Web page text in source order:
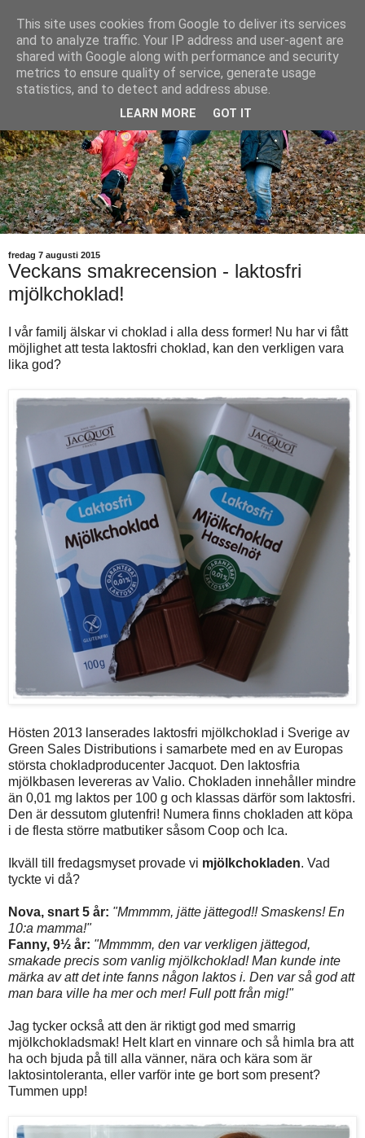
fredag 7 augusti 2015
Veckans smakrecension - laktosfri
mjölkchoklad!
I vår familj älskar vi choklad i alla dess former! Nu har vi fått
möjlighet att testa laktosfri choklad, kan den verkligen vara
lika god?
Hösten 2013 lanserades laktosfri mjölkchoklad i Sverige av
Green Sales Distributions i samarbete med en av Europas
största chokladproducenter Jacquot. Den laktosfria
mjölkbasen levereras av Valio. Chokladen innehåller mindre
än 0,01 mg laktos per 100 g och klassas därför som laktosfri.
Den är dessutom glutenfri! Numera finns chokladen att köpa
i de flesta större matbutiker såsom Coop och Ica.
Ikväll till fredagsmyset provade vi mjölkchokladen. Vad
tyckte vi då?
Nova, snart 5 år: "Mmmmm, jätte jättegod!! Smaskens! En
10:a mamma!"
Fanny, 9½ år: "Mmmmm, den var verkligen jättegod,
smakade precis som vanlig mjölkchoklad! Man kunde inte
märka av att det inte fanns någon laktos i. Den var så god att
man bara ville ha mer och mer! Full pott från mig!"
Jag tycker också att den är riktigt god med smarrig
mjölkchokladsmak! Helt klart en vinnare och så himla bra att
ha och bjuda på till alla vänner, nära och kära som är
laktosintoleranta, eller varför inte ge bort som present?
Tummen upp!
This site uses cookies from Google to deliver its services
and to analyze traffic. Your IP address and user-agent are
shared with Google along with performance and security
metrics to ensure quality of service, generate usage
statistics, and to detect and address abuse.
LEARN MORE GOT IT